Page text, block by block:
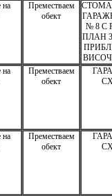
на
Преместваем
обект
№ 8 С
ПЛАН
на
Преместваем
обект
на
Преместваем
обект